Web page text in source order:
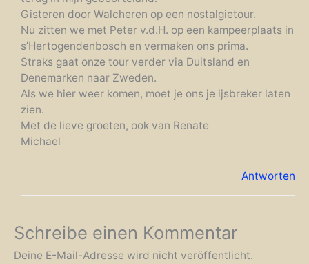
Gisteren door Walcheren op een nostalgietour.
Nu zitten we met Peter v.d.H. op een kampeerplaats in
s’Hertogendenbosch en vermaken ons prima.
Straks gaat onze tour verder via Duitsland en
Denemarken naar Zweden.
Als we hier weer komen, moet je ons je ijsbreker laten
zien.
Met de lieve groeten, ook van Renate
Michael
Antworten
Schreibe einen Kommentar
Deine E-Mail-Adresse wird nicht veröffentlicht.